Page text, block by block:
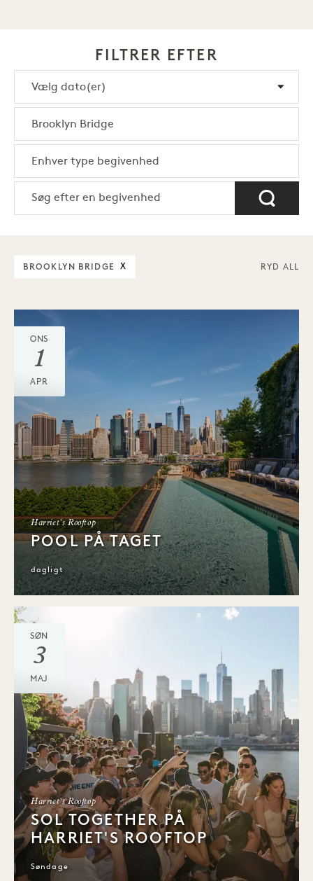
FILTRER EFTER
BROOKLYN BRIDGE X RYD ALL
ONS
1
APR
Harriet's Rooftop
POOL PÅ TAGET
dagligt
SØN
3
MAJ
Harriet's Rooftop
SOL TOGETHER PÅ
HARRIET'S ROOFTOP
Søndage